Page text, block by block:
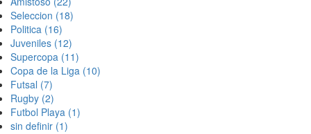
Seleccion (18)
Politica (16)
Juveniles (12)
Supercopa (11)
Copa de la Liga (10)
Futsal (7)
Rugby (2)
Futbol Playa (1)
sin definir (1)